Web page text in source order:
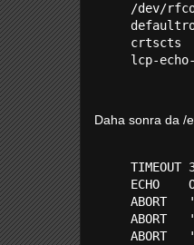
/dev/
crtscts
Daha sonra da /
TIMEOUT
ECHO
ABORT
ABORT
ABORT